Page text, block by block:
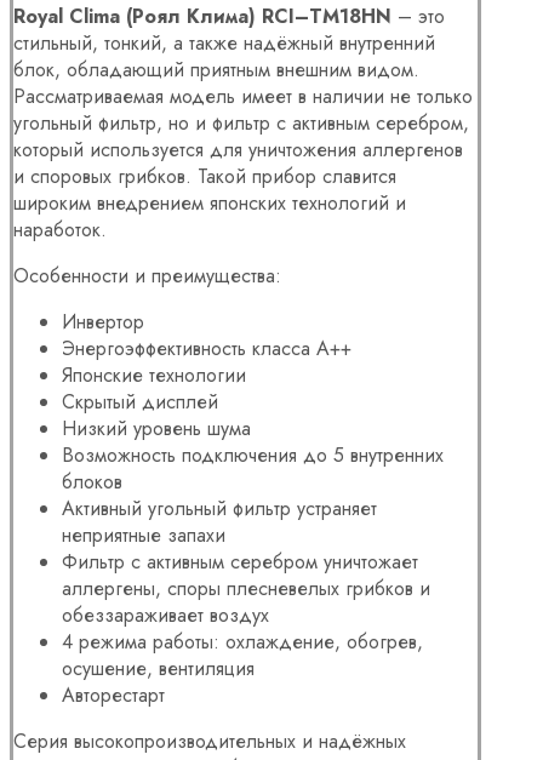
Royal Clima (Роял Клима) RCI–TM18HN – это
стильный, тонкий, а также надёжный внутренний
блок, обладающий приятным внешним видом.
Рассматриваемая модель имеет в наличии не только
угольный фильтр, но и фильтр с активным серебром,
который используется для уничтожения аллергенов
и споровых грибков. Такой прибор славится
широким внедрением японских технологий и
наработок.
Особенности и преимущества:
Инвертор
Энергоэффективность класса А++
Японские технологии
Скрытый дисплей
Низкий уровень шума
Возможность подключения до 5 внутренних
блоков
Активный угольный фильтр устраняет
неприятные запахи
Фильтр с активным серебром уничтожает
аллергены, споры плесневелых грибков и
обеззараживает воздух
4 режима работы: охлаждение, обогрев,
осушение, вентиляция
Авторестарт
Серия высокопроизводительных и надёжных